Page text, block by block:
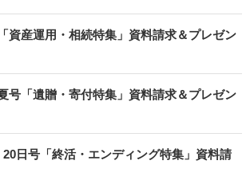
資産運用・相続特集」資料請求＆プレゼン
号「遺贈・寄付特集」資料請求＆プレゼン
日号「終活・エンディング特集」資料請